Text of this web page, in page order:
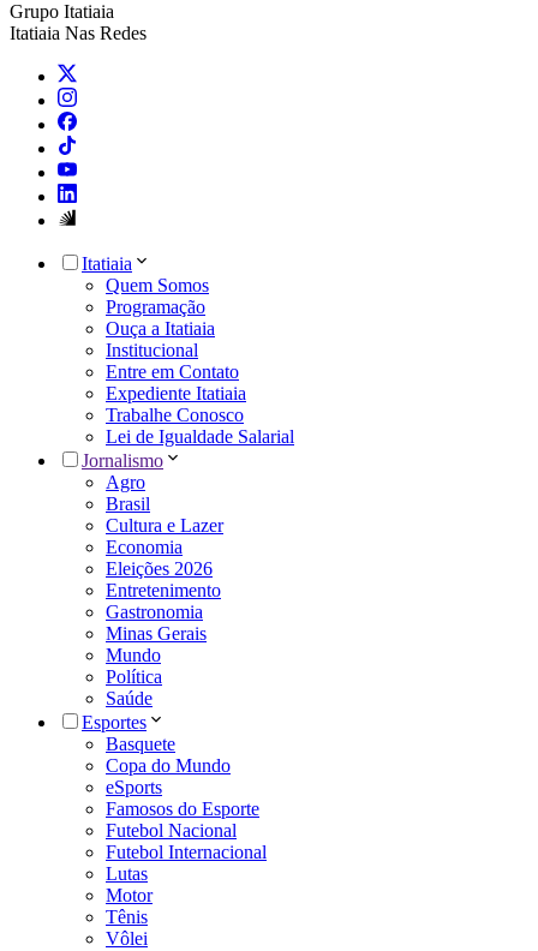
Grupo Itatiaia
Itatiaia Nas Redes
Itatiaia
Quem Somos
Programação
Ouça a Itatiaia
Institucional
Entre em Contato
Expediente Itatiaia
Trabalhe Conosco
Lei de Igualdade Salarial
Jornalismo
Agro
Brasil
Cultura e Lazer
Economia
Eleições 2026
Entretenimento
Gastronomia
Minas Gerais
Mundo
Política
Saúde
Esportes
Basquete
Copa do Mundo
eSports
Famosos do Esporte
Futebol Nacional
Futebol Internacional
Lutas
Motor
Tênis
Vôlei